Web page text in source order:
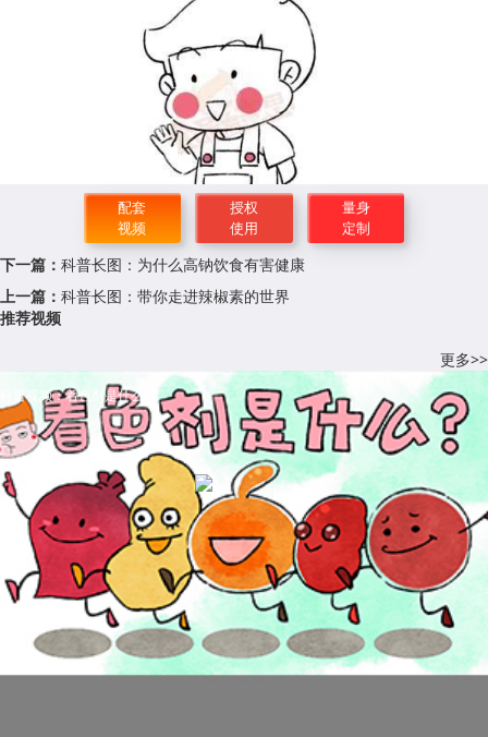
配套
视频
授权
使用
量身
定制
下一篇： 科普长图：为什么高钠饮食有害健康
上一篇： 科普长图：带你走进辣椒素的世界
推荐视频
更多>>
科普视频：着色剂是什么？